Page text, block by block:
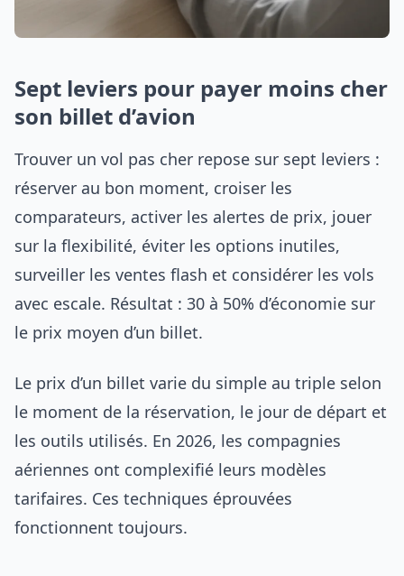
Sept leviers pour payer moins cher
son billet d’avion
Trouver un vol pas cher repose sur sept leviers :
réserver au bon moment, croiser les
comparateurs, activer les alertes de prix, jouer
sur la flexibilité, éviter les options inutiles,
surveiller les ventes flash et considérer les vols
avec escale. Résultat : 30 à 50% d’économie sur
le prix moyen d’un billet.
Le prix d’un billet varie du simple au triple selon
le moment de la réservation, le jour de départ et
les outils utilisés. En 2026, les compagnies
aériennes ont complexifié leurs modèles
tarifaires. Ces techniques éprouvées
fonctionnent toujours.